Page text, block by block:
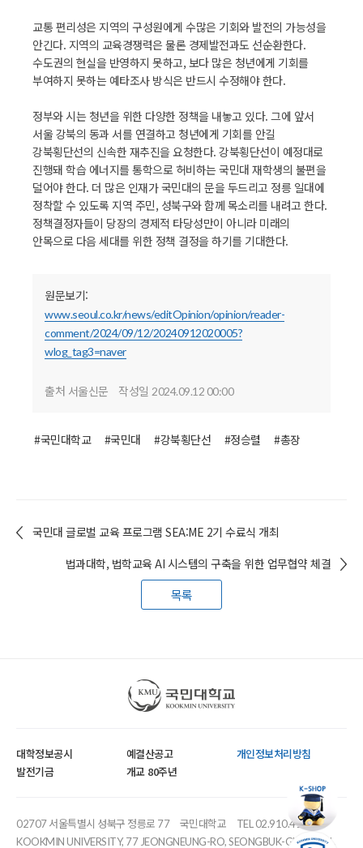
교통 편리성은 지역의 구성원에게 수많은 기회와 발전의 가능성을
안긴다. 지역의 교육경쟁력은 물론 경제발전과도 선순환한다.
수도권의 현실을 반영하지 못하고, 보다 많은 청년에게 기회를
부여하지 못하는 예타조사 방식은 반드시 수정해야 한다.
정부와 시는 청년을 위한 다양한 정책을 내놓고 있다. 그에 앞서
서울 강북의 동과 서를 연결하고 청년에게 기회를 안길
강북횡단선의 신속한 재추진을 요청한다. 강북횡단선이 예정대로
진행돼 학습 에너지를 통학으로 허비하는 국민대 재학생의 불편을
덜어야 한다. 더 많은 인재가 국민대의 문을 두드리고 정릉 일대에
정착할 수 있도록 지역 주민, 성북구와 함께 목소리를 내려고 한다.
정책결정자들이 당장의 경제적 타당성만이 아니라 미래의
안목으로 다음 세대를 위한 정책 결정을 하기를 기대한다.
원문보기:
www.seoul.co.kr/news/editOpinion/opinion/reader-
comment/2024/09/12/20240912020005?
wlog_tag3=naver
출처 서울신문 작성일 2024.09.12 00:00
#국민대학교 #국민대 #강북횡단선 #정승렬 #총장
국민대 글로벌 교육 프로그램 SEA:ME 2기 수료식 개최
법과대학, 법학교육 AI 시스템의 구축을 위한 업무협약 체결
목록
국민대학교
대학정보공시 예결산공고
개인정보처리방침
발전기금
개교 80주년
02707 서울특별시 성북구 정릉로 77 국민대학교
TEL 02.910.4114
KOOKMIN UNIVERSITY, 77 JEONGNEUNG-RO, SEONGBUK-GU, SEOUL,